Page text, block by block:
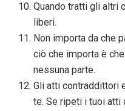
Quando tratti gli altri
liberi.
Non importa da che
ciò che importa è
nessuna parte.
Gli atti contraddittori
te. Se ripeti i tuoi atti